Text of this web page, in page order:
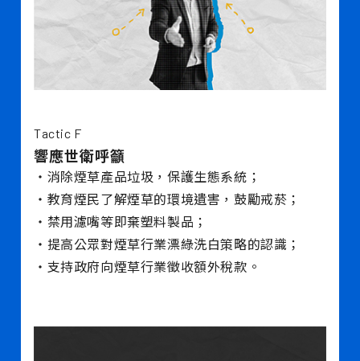
Tactic F
響應世衛呼籲
・消除煙草產品垃圾，保護生態系統；
・教育煙民了解煙草的環境遺害，鼓勵戒菸；
・禁用濾嘴等即棄塑料製品；
・提高公眾對煙草行業漂綠洗白策略的認識；
・支持政府向煙草行業徵收額外稅款。